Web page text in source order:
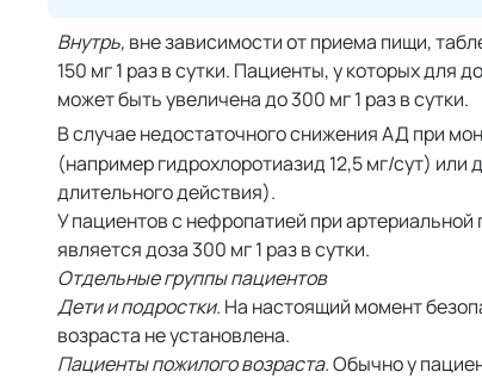
Внутрь, вне зависимости от приема пищи,
150 мг 1 раз в сутки. Пациенты, у которых
может быть увеличена до 300 мг 1 раз в сутки.
В случае недостаточного снижения АД при
(например гидрохлоротиазид 12,5 мг/сут)
длительного действия).
У пациентов с нефропатией при
является доза 300 мг 1 раз в сутки.
Отдельные группы пациентов
Дети и подростки. На настоящий момент
возраста не установлена.
Пациенты пожилого возраста.Обычно у